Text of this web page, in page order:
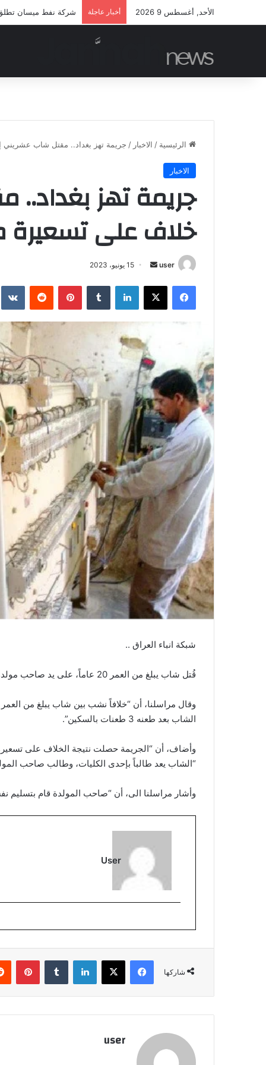
الأحد, أغسطس 9 2026 أخبار عاجلة شركة نفط ميسان تطلق
الرئيسية / الاخبار / جريمة تهز بغداد.. مقتل شاب عشريني
الاخبار
جريمة تهز
خلاف على تسعيرة
user
أرسل 15 يونيو، 2023
فيسبوك ‫X لينكدإن بينتيريست
شبكة انباء العراق ..
قُتل شاب يبلغ من العمر 20 عاماً، على يد صاحب مولدة، بمنطقة المنصور في العاصمة بغداد.
الشاب بعد طعنه 3 طعنات بالسكين”.
وأضاف، أن “الجريمة حصلت نتيجة الخلاف على
“الشاب يعد طالباً بإحدى الكليات، وطالب صاحب
وأشار مراسلنا الى، أن “صاحب المولدة قام بتسليم
User
شاركها
فيسبوك ‫X لينكدإن
user